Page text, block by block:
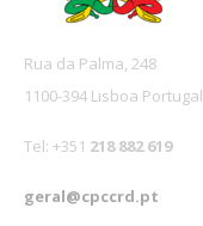
Rua da Palma, 248
1100-394 Lisboa Portugal
Tel: +351 218 882 619
geral@cpccrd.pt